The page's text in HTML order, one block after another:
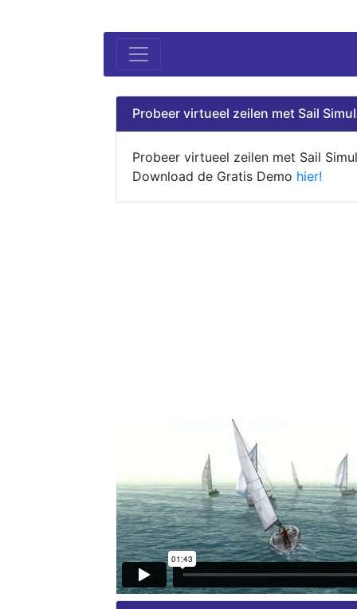
Probeer virtueel zeilen met Sail
Probeer virtueel zeilen met Sail
Download de Gratis Demo hier!